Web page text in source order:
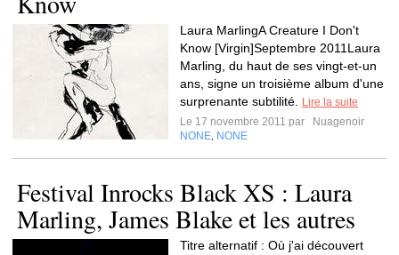
Laura MarlingA Creature I Don't
Know [Virgin]Septembre 2011Laura
Marling, du haut de ses vingt-et-un
ans, signe un troisième album d'une
surprenante subtilité.
Lire la suite
Le 17 novembre 2011 par
Nuagenoir
NONE NONE
Festival Inrocks Black XS : Laura
Marling, James Blake et les autres
Titre alternatif : Où j'ai découvert